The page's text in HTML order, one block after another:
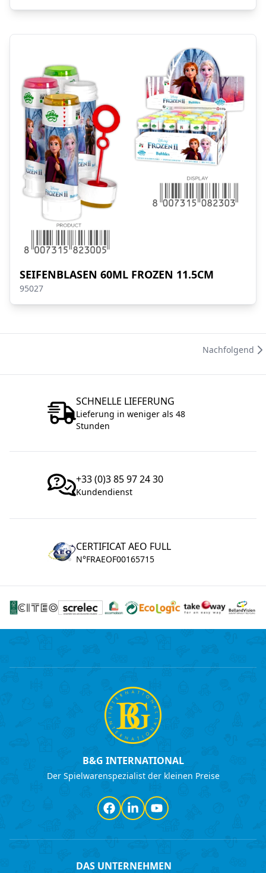
SEIFENBLASEN 60ML FROZEN 11.5CM
95027
Nachfolgend
SCHNELLE LIEFERUNG
Lieferung in weniger als 48
Stunden
+33 (0)3 85 97 24 30
Kundendienst
CERTIFICAT AEO FULL
N°FRAEOF00165715
B&G INTERNATIONAL
Der Spielwarenspezialist der kleinen Preise
Facebook
LinkedInYouTube
DAS UNTERNEHMEN